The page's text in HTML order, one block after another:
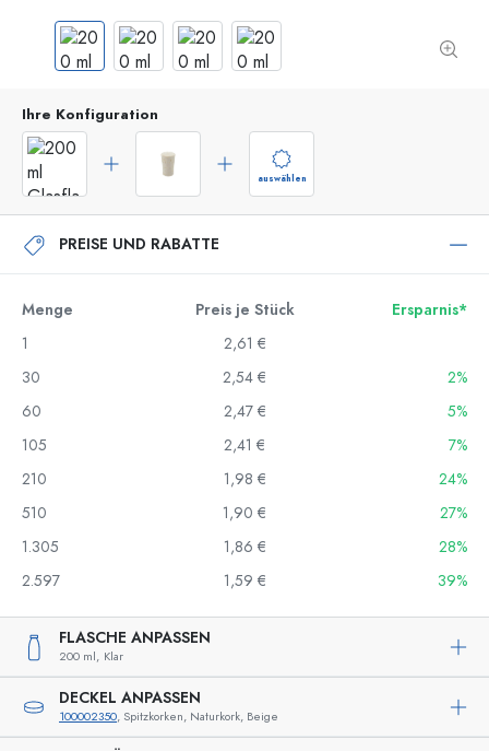
Ihre Konfiguration
auswählen
PREISE UND RABATTE
Menge Preis je Stück
Ersparnis*
1
2,61 €
30
2,54 €
2%
60
2,47 €
5%
105
2,41 €
7%
210
1,98 €
24%
510
1,90 €
27%
1.305
1,86 €
28%
2.597
1,59 € 39%
FLASCHE ANPASSEN
200 ml, Klar
DECKEL ANPASSEN
100002350, Spitzkorken, Naturkork, Beige